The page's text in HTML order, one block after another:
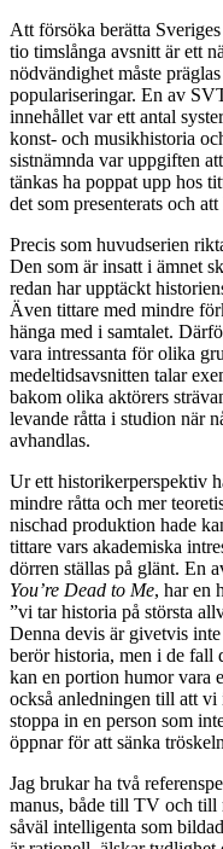
Att försöka berätta
tio timslånga avsnitt är ett
nödvändighet måste
populariseringar. En av
innehållet var ett antal
konst- och musikhistoria
sistnämnda var uppgiften
tänkas ha poppat upp hos
det som presenterats och
Precis som huvudserien
Den som är insatt i ämnet
redan har upptäckt
Även tittare med mindre
hänga med i samtalet.
vara intressanta för olika
medeltidsavsnitten talar
bakom olika aktörers
levande råtta i studion när
avhandlas.
Ur ett historikerperspektiv
mindre råtta och mer
nischad produktion hade
tittare vars akademiska
dörren ställas på glänt. En
You’re Dead to Me, har en
”vi tar historia på största
Denna devis är givetvis
berör historia, men i de fall
kan en portion humor vara
också anledningen till att
stoppa in en person som
öppnar för att sänka
Jag brukar ha två
manus, både till TV och till
såväl intelligenta som